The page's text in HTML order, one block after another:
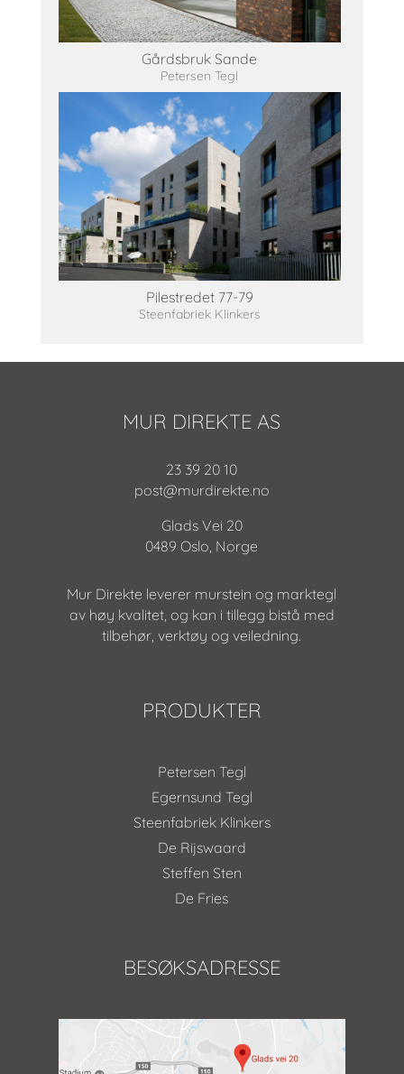
Gårdsbruk Sande
Petersen Tegl
Pilestredet 77-79
Steenfabriek Klinkers
MUR DIREKTE AS
23 39 20 10
post@murdirekte.no
Glads Vei 20
0489 Oslo, Norge
Mur Direkte leverer murstein og marktegl
av høy kvalitet, og kan i tillegg bistå med
tilbehør, verktøy og veiledning.
PRODUKTER
Petersen Tegl
Egernsund Tegl
Steenfabriek Klinkers
De Rijswaard
Steffen Sten
De Fries
BESØKSADRESSE